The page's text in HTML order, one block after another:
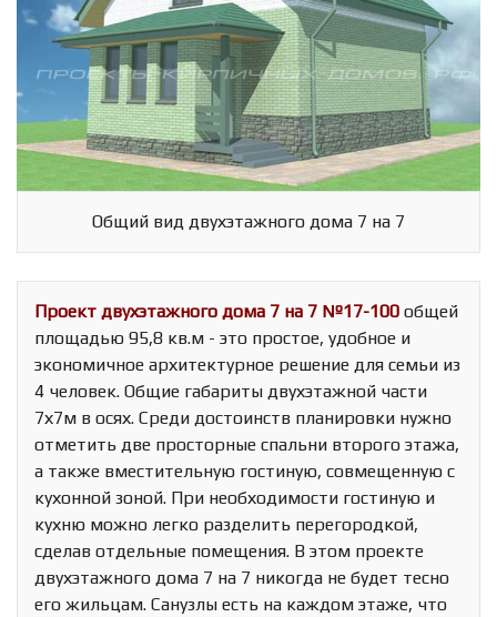
Общий вид двухэтажного дома 7 на 7
Проект двухэтажного дома 7 на 7 №17-100 общей
площадью 95,8 кв.м - это простое, удобное и
экономичное архитектурное решение для семьи из
4 человек. Общие габариты двухэтажной части
7х7м в осях. Среди достоинств планировки нужно
отметить две просторные спальни второго этажа,
а также вместительную гостиную, совмещенную с
кухонной зоной. При необходимости гостиную и
кухню можно легко разделить перегородкой,
сделав отдельные помещения. В этом проекте
двухэтажного дома 7 на 7 никогда не будет тесно
его жильцам. Санузлы есть на каждом этаже, что